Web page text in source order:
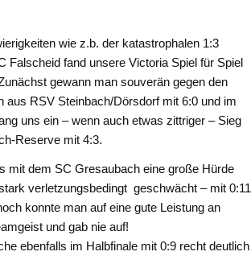
wie z.b. der katastrophalen 1:3
Falscheid fand unsere Victoria Spiel für Spiel
gewann man souverän gegen den
aus RSV Steinbach/Dörsdorf mit 6:0 und im
uns ein – wenn auch etwas zittriger – Sieg
Reserve mit 4:3.
mit dem SC Gresaubach eine große Hürde
verletzungsbedingt geschwächt – mit 0:11
konnte man auf eine gute Leistung an
und gab nie auf!
ebenfalls im Halbfinale mit 0:9 recht deutlich